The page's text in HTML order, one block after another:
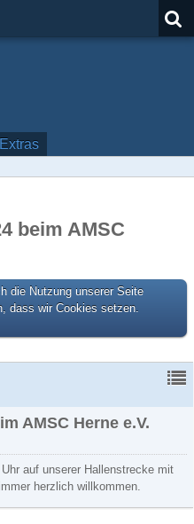
Extras
beim AMSC
die Nutzung unserer Seite
dass wir Cookies setzen.
AMSC Herne e.V.
auf unserer Hallenstrecke mit
herzlich willkommen.